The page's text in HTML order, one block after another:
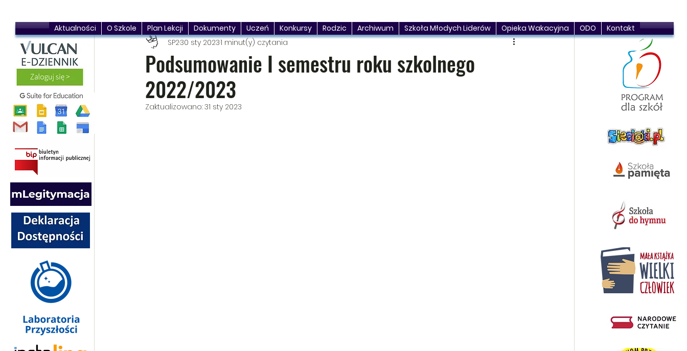
Podsumowanie I semestru roku szkolnego
2022/2023
SP230 sty 20231 minut(y) czytania
Zaktualizowano: 31 sty 2023
Aktualności O Szkole Plan Lekcji Dokumenty Uczeń Konkursy Rodzic Archiwum Szkoła Młodych Liderów Opieka Wakacyjna ODO Kontakt